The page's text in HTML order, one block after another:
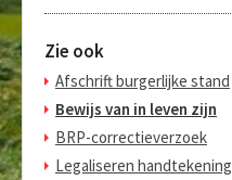
Zie ook
Afschrift burgerlijke stand
Bewijs van in leven zijn
BRP-correctieverzoek
Legaliseren handtekening